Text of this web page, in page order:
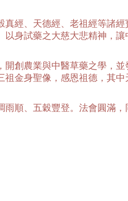
經、天德經、老祖經等諸經
身試藥之大慈大悲精神，讓
創農業與中醫草藥之學，並
金身聖像，感恩祖德，其中
順、五穀豐登。法會圓滿，